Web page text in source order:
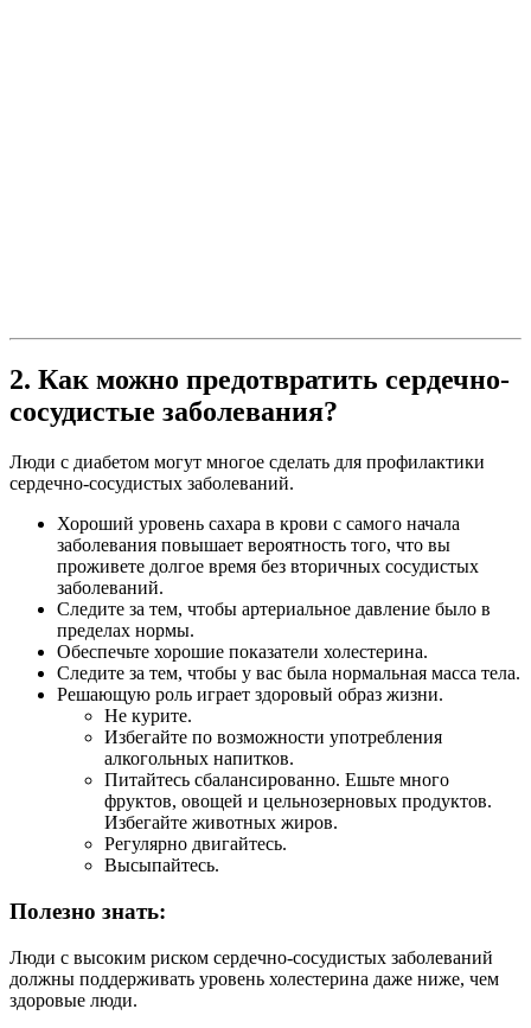
2. Как можно предотвратить сердечно-
сосудистые заболевания?
Люди с диабетом могут многое сделать для профилактики
сердечно-сосудистых заболеваний.
Хороший уровень сахара в крови с самого начала
заболевания повышает вероятность того, что вы
проживете долгое время без вторичных сосудистых
заболеваний.
Следите за тем, чтобы артериальное давление было в
пределах нормы.
Обеспечьте хорошие показатели холестерина.
Следите за тем, чтобы у вас была нормальная масса тела.
Решающую роль играет здоровый образ жизни.
Не курите.
Избегайте по возможности употребления
алкогольных напитков.
Питайтесь сбалансированно. Ешьте много
фруктов, овощей и цельнозерновых продуктов.
Избегайте животных жиров.
Регулярно двигайтесь.
Высыпайтесь.
Полезно знать:
Люди с высоким риском сердечно-сосудистых заболеваний
должны поддерживать уровень холестерина даже ниже, чем
здоровые люди.